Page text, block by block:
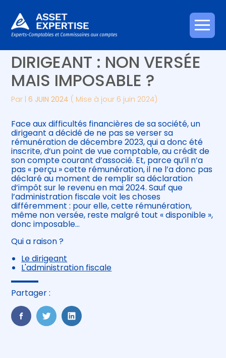
Aller
au
Créer et reprendre une activité
Gérer votre quotidien
Piloter votre entreprise
Développer votre entreprise
Construire votre patrimoine
Être prêt pour la facturation
électronique
Piloter votre gestion
Suivre votre comptabilité
Gérer vos ressources humaines
RÉMUNÉRATION DE
DIRIGEANT : NON VERSÉE
MAIS IMPOSABLE ?
Par |6 JUIN 2024 ( Mise à jour 6 juin 2024)
Face aux difficultés financières de sa société, un
dirigeant a décidé de ne pas se verser sa
rémunération de décembre 2023, qui a donc été
inscrite, d’un point de vue comptable, au crédit de
son compte courant d’associé. Et, parce qu’il n’a
pas « perçu » cette rémunération, il ne l’a donc pas
déclaré au moment de remplir sa déclaration
d’impôt sur le revenu en mai 2024. Sauf que
l’administration fiscale voit les choses
différemment : pour elle, cette rémunération,
même non versée, reste malgré tout « disponible »,
donc imposable…
Qui a raison ?
Le dirigeant
L'administration fiscale
Partager :
FaceBook
TwitterLinkedIn